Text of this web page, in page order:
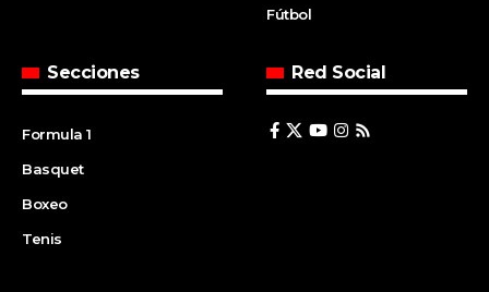
Fútbol
Secciones
Formula 1
Basquet
Boxeo
Tenis
Red Social